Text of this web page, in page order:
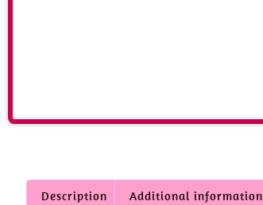
Description Additional information